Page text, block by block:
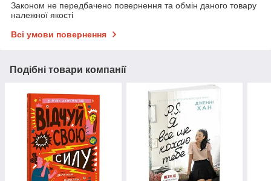
Законом не передбачено повернення та обмін даного товару
належної якості
Всі умови повернення
Подібні товари компанії